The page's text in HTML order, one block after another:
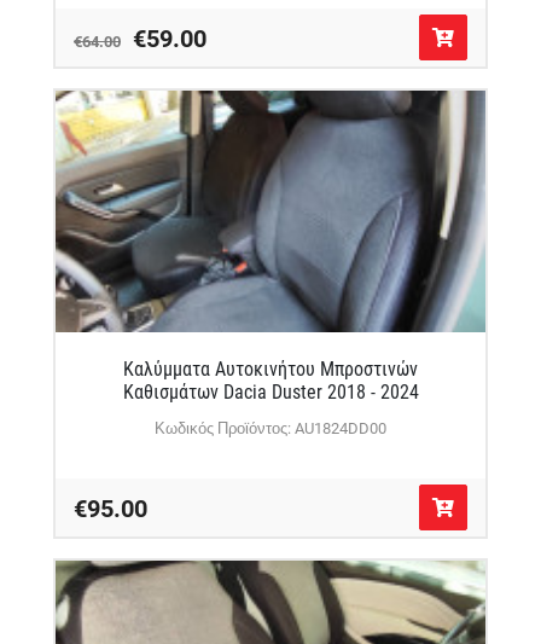
€64.00 €59.00
Καλύμματα Αυτοκινήτου Μπροστινών
Καθισμάτων Dacia Duster 2018 - 2024
Κωδικός Προϊόντος: AU1824DD00
€95.00